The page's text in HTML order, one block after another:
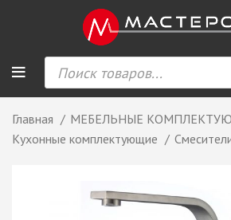
Главная
МЕБЕЛЬНЫЕ
Кухонные комплектующие